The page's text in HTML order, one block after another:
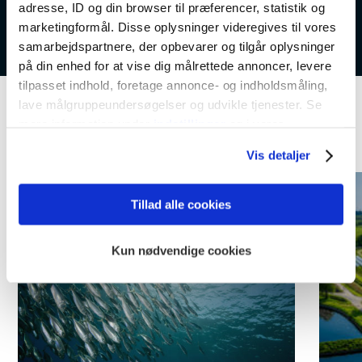
adresse, ID og din browser til præferencer, statistik og
marketingformål. Disse oplysninger videregives til vores
samarbejdspartnere, der opbevarer og tilgår oplysninger
på din enhed for at vise dig målrettede annoncer, levere
tilpasset indhold, foretage annonce- og indholdsmåling,
lave målgruppeundersøgelser og udvikle tjenester. Se
"Cookiedeklaration", eller ved at trykke på "Privacy
annoncer, til at vise dig funktioner til sociale medier og til
at analysere vores trafik. Vi deler også oplysninger om
din brug af vores hjemmeside med vores partnere inden
for sociale medier, annonceringspartnere og
Vis detaljer
Tillad alle cookies
Kun nødvendige cookies